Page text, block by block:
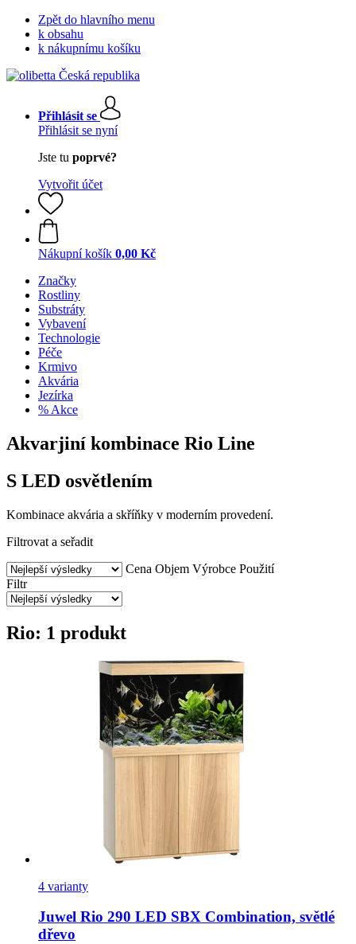
Zpět do hlavního menu
k obsahu
k nákupnímu košíku
Přihlásit se
Přihlásit se nyní
Jste tu poprvé?
Vytvořit účet
Nákupní košík 0,00 Kč
Značky
Rostliny
Substráty
Vybavení
Technologie
Péče
Krmivo
Akvária
Jezírka
% Akce
Akvarjiní kombinace Rio Line
S LED osvětlením
Kombinace akvária a skříňky v moderním provedení.
Filtrovat a seřadit
Cena Objem Výrobce Použití
Filtr
Rio: 1 produkt
4 varianty
Juwel Rio 290 LED SBX Combination, světlé
dřevo